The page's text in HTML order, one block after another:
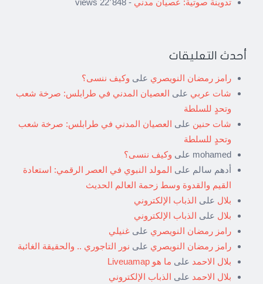
أحدث التعليقات
رامز رمضان النويصري على وكيف ننسى؟
شات عربي على العصيان المدني في طرابلس: صرخة شعب
وتحدٍ للسلطة
شات حنين على العصيان المدني في طرابلس: صرخة شعب
وتحدٍ للسلطة
mohamed على وكيف ننسى؟
أدهم سالم على المولد النبوي في العصر الرقمي: استعادة
القيم والقدوة وسط زحمة العالم الحديث
بلال على الذباب الإلكتروني
بلال على الذباب الإلكتروني
رامز رمضان النويصري على غنيلي
رامز رمضان النويصري على نور التاجوري .. والحقيقة الغائبة
بلال الاحمد على ما هو Liveuamap
بلال الاحمد على الذباب الإلكتروني